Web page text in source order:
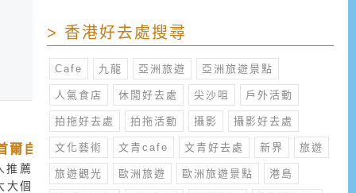
爾自由行
薦必吃的好味傳
大個～雖然是平日
> 香港好去處搜尋
Cafe 九龍 亞洲旅遊 亞洲旅遊景點
人氣食店 休閒好去處 尖沙咀 戶外活動
拍拖好去處 拍拖活動 攝影 攝影好去處
文化藝術 文青cafe 文青好去處 新界 旅遊
旅遊觀光 歐洲旅遊 歐洲旅遊景點 港島